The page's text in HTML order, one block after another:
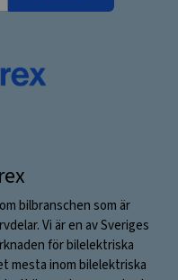
bilbranschen som är
Vi är en av Sveriges
för bilelektriska
mesta inom bilelektriska